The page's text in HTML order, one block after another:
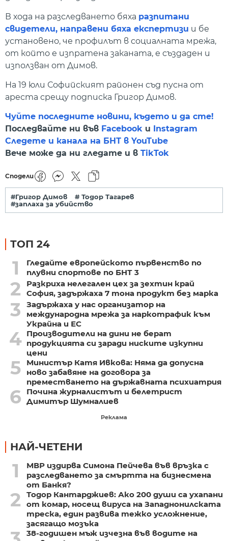
В хода на разследването бяха разпитани
свидетели, направени бяха експертизи и бе
установено, че профилът в социалната мрежа,
от който е изпратена заканата, е създаден и
използван от Димов.
На 19 юли Софийският районен съд пусна от
ареста срещу подписка Григор Димов.
Чуйте последните новини, където и да сте!
Последвайте ни във Facebook и
Instagram
Следете и канала на БНТ в YouTube
Вече може да ни гледате и в TikTok
Сподели
#Григор Димов
# Тодор Тагарев
#заплаха за убийство
ТОП 24
1
Гледайте европейското първенство по
плувни спортове по БНТ 3
2
Разкриха нелегален цех за зехтин край
София, задържаха 7 тона продукт без марка
3
Задържаха у нас организатор на
международна мрежа за наркотрафик към
Украйна и ЕС
4 Производители на дини не берат
продукцията си заради ниските изкупни
цени
5
Министър Катя Ивкова: Няма да допусна
ново забавяне на договора за
преместването на държавната психиатрия
6
Почина журналистът и белетрист
Димитър Шумналиев
Реклама
НАЙ-ЧЕТЕНИ
1
МВР издирва Симона Пейчева във връзка с
разследването за смъртта на бизнесмена
от Банкя?
2
Тодор Кантарджиев: Ако 200 души са ухапани
от комар, носещ вируса на Западнонилската
треска, един развива тежко усложнение,
засягащо мозъка
38-годишен мъж изчезна във водите на